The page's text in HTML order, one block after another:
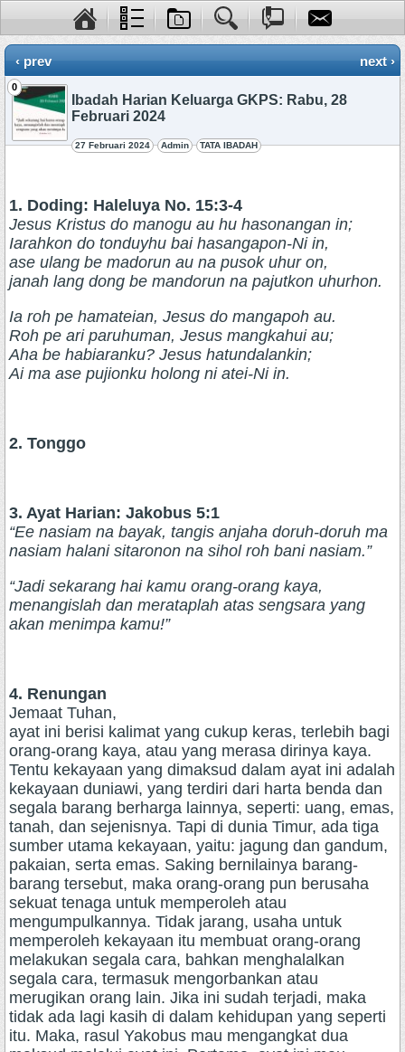
‹ prev next ›
0
Ibadah Harian Keluarga GKPS: Rabu, 28
Februari 2024
27 Februari 2024 Admin TATA IBADAH
1. Doding: Haleluya No. 15:3-4
Jesus Kristus do manogu au hu hasonangan in;
Iarahkon do tonduyhu bai hasangapon-Ni in,
ase ulang be madorun au na pusok uhur on,
janah lang dong be mandorun na pajutkon uhurhon.
Ia roh pe hamateian, Jesus do mangapoh au.
Roh pe ari paruhuman, Jesus mangkahui au;
Aha be habiaranku? Jesus hatundalankin;
Ai ma ase pujionku holong ni atei-Ni in.
2. Tonggo
3. Ayat Harian: Jakobus 5:1
“Ee nasiam na bayak, tangis anjaha doruh-doruh ma
nasiam halani sitaronon na sihol roh bani nasiam.”
“Jadi sekarang hai kamu orang-orang kaya,
menangislah dan merataplah atas sengsara yang
akan menimpa kamu!”
4. Renungan
Jemaat Tuhan,
ayat ini berisi kalimat yang cukup keras, terlebih bagi
orang-orang kaya, atau yang merasa dirinya kaya.
Tentu kekayaan yang dimaksud dalam ayat ini adalah
kekayaan duniawi, yang terdiri dari harta benda dan
segala barang berharga lainnya, seperti: uang, emas,
tanah, dan sejenisnya. Tapi di dunia Timur, ada tiga
sumber utama kekayaan, yaitu: jagung dan gandum,
pakaian, serta emas. Saking bernilainya barang-
barang tersebut, maka orang-orang pun berusaha
sekuat tenaga untuk memperoleh atau
mengumpulkannya. Tidak jarang, usaha untuk
memperoleh kekayaan itu membuat orang-orang
melakukan segala cara, bahkan menghalalkan
segala cara, termasuk mengorbankan atau
merugikan orang lain. Jika ini sudah terjadi, maka
tidak ada lagi kasih di dalam kehidupan yang seperti
itu. Maka, rasul Yakobus mau mengangkat dua